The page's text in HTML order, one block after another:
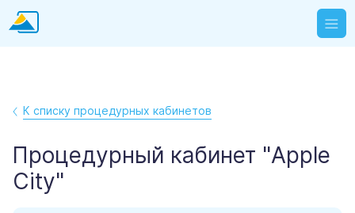
К списку процедурных кабинетов
Процедурный кабинет "Apple
City"